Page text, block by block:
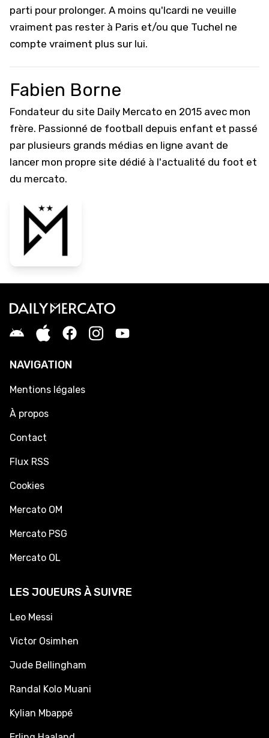
parti pour prolonger. A moins qu'Icardi ne veuille
vraiment pas rester à Paris et/ou que Tuchel ne
compte vraiment plus sur lui.
Fabien Borne
Fondateur du site Daily Mercato en 2015 avec mon
frère. Passionné de football depuis enfant et passé
par plusieurs grands médias en ligne avant de
lancer mon propre site dédié à l'actualité du foot et
du mercato.
NAVIGATION
Mentions légales
À propos
Contact
Flux RSS
Cookies
Mercato OM
Mercato PSG
Mercato OL
LES JOUEURS À SUIVRE
Leo Messi
Victor Osimhen
Jude Bellingham
Randal Kolo Muani
Kylian Mbappé